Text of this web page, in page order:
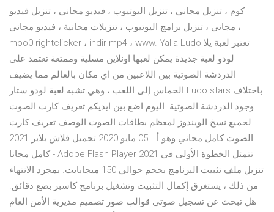
كوم ، تنزيل مجاني ، تنزيل اليوتيوب ، فيديو مجاني ، تنزيل فيديو
مجاني ، تنزيل برامج اليوتيوب ، تنزيلات مجانية ، فيديو مجاني ،
moo0 rightclicker ، indir mp4 ، www. Yalla Ludo تعتبر لعبة يلا
لودو لعبة جديدة يمكن لعبها اونلاين مسلية وممتعة تعتمد على
الدردشة الصوتية بين اللاعبين من اي مكان بالعالم مما يضيف
الحماس إلى اللعب ، وهي تشبه لعبة لودو ستار Ludo stars باختلاف
وجود الدردشة الصوتية. اليوم اضع بين ايديكم تعريف كارت الصوت
لجميع نسخ الويندوز لمعظم بطاقات الصوت الوصف تعريف كارت
الصوت كامل مجاني وهو أ… 05 مايو 2020 تحميل فلاش بلاير 2021
كامل مجانا - Adobe Flash Player 2021 تتمثل الخطوة الأولى في
تنزيل ملف تثبيت البرنامج بحجم حوالي 150 ميجابايت. بمجرد الانتهاء
من ذلك ، يستغرق إكمال التثبيت وتشغيل برنامج كاسبر بضع دقائق.
هل تبحث عن تسجيل صوتي قوالب صور تصميم مديرية الأمن العام